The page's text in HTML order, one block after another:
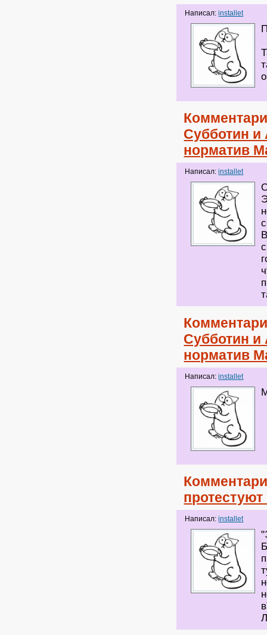
Написал:installet
Субботин
норматив
Написал:installet
Субботин
норматив
Написал:installet
Написал:installet